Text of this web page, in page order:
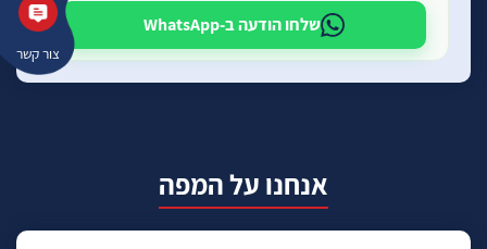
צור קשר
שלחו הודעה ב-WhatsApp
אנחנו על המפה